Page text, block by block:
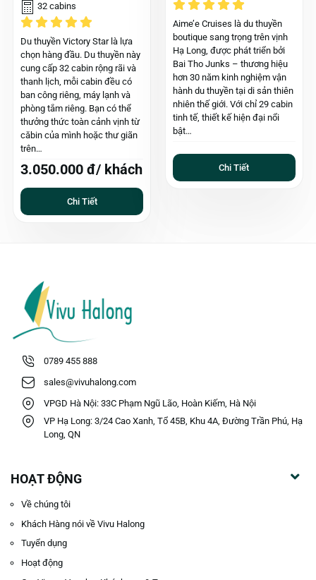
32 cabins
Du thuyền Victory Star là lựa
chọn hàng đầu. Du thuyền này
cung cấp 32 cabin rộng rãi và
thanh lịch, mỗi cabin đều có
ban công riêng, máy lạnh và
phòng tắm riêng. Bạn có thể
thưởng thức toàn cảnh vịnh từ
căbin của mình hoặc thư giãn
trên…
3.050.000 đ/ khách
Chi Tiết
Aime’e Cruises là du thuyền
boutique sang trọng trên vịnh
Hạ Long, được phát triển bởi
Bai Tho Junks – thương hiệu
hơn 30 năm kinh nghiệm vận
hành du thuyền tại di sản thiên
nhiên thế giới. Với chỉ 29 cabin
tinh tế, thiết kế hiện đại nổi
bật…
Chi Tiết
0789 455 888
sales@vivuhalong.com
VPGD Hà Nội: 33C Phạm Ngũ Lão, Hoàn Kiếm, Hà Nội
VP Hạ Long: 3/24 Cao Xanh, Tổ 45B, Khu 4A, Đường Trần Phú, Hạ
Long, QN
HOẠT ĐỘNG
Về chúng tôi
Khách Hàng nói về Vivu Halong
Tuyển dụng
Hoạt động